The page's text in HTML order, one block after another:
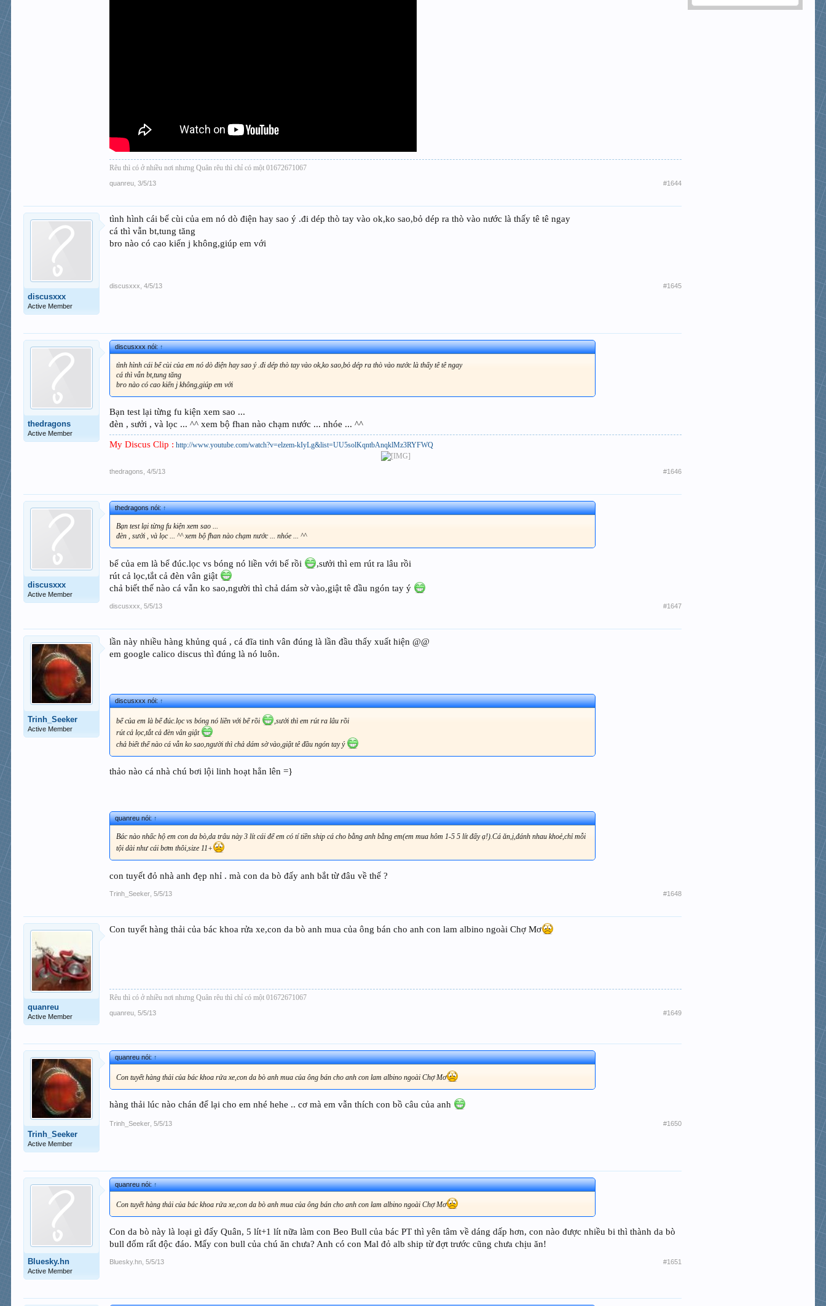
Rêu thì có ở nhiều nơi nhưng Quân rêu thì chỉ có một 01672671067
quanreu 3/5/13 #1644
discusxxx
Active Member
tình hình cái bể cùi của em nó dò điện hay sao ý .đi dép thò tay vào ok,ko sao,bỏ dép ra thò vào nước là thấy tê tê ngay
cá thì vẫn bt,tung tăng
bro nào có cao kiến j không,giúp em với
discusxxx 4/5/13 #1645
thedragons
Active Member
discusxxx nói:↑
tình hình cái bể cùi của em nó dò điện hay sao ý .đi dép thò tay vào ok,ko sao,bỏ dép ra thò vào nước là thấy tê tê ngay
cá thì vẫn bt,tung tăng
bro nào có cao kiến j không,giúp em với
Bạn test lại từng fu kiện xem sao ...
đèn , sưởi , và lọc ... ^^ xem bộ fhan nào chạm nước ... nhóe ... ^^
My Discus Clip : http://www.youtube.com/watch?v=elzem-kIyLg&list=UU5solKqntbAnqklMz3RYFWQ
thedragons 4/5/13 #1646
discusxxx
Active Member
thedragons nói:↑
Bạn test lại từng fu kiện xem sao ...
đèn , sưởi , và lọc ... ^^ xem bộ fhan nào chạm nước ... nhóe ... ^^
bể của em là bể đúc.lọc vs bóng nó liền với bể rồi
,sưởi thì em rút ra lâu rồi
rút cả lọc,tắt cả đèn vân giật
chả biết thế nào cá vẫn ko sao,người thì chả dám sờ vào,giật tê đầu ngón tay ý
discusxxx 5/5/13 #1647
Trinh_Seeker
Active Member
lần này nhiều hàng khủng quá , cá đĩa tinh vân đúng là lần đầu thấy xuất hiện @@
em google calico discus thì đúng là nó luôn.
discusxxx nói:↑
bể của em là bể đúc.lọc vs bóng nó liền với bể rồi
,sưởi thì em rút ra lâu rồi
rút cả lọc,tắt cả đèn vân giật
chả biết thế nào cá vẫn ko sao,người thì chả dám sờ vào,giật tê đầu ngón tay ý
thảo nào cá nhà chú bơi lội linh hoạt hẳn lên =}
quanreu nói:↑
Bác nào nhấc hộ em con da bò,da trâu này 3 lít cái để em có tí tiền ship cá cho bằng anh bằng em(em mua hôm 1-5 5 lít đấy ạ!).Cá ăn,ị,đánh nhau khoẻ,chỉ mỗi
tội dài như cái bơm thôi,size 11+
con tuyết đỏ nhà anh đẹp nhỉ . mà con da bò đấy anh bắt từ đâu về thế ?
Trinh_Seeker 5/5/13 #1648
quanreu
Active Member
Con tuyết hàng thải của bác khoa rửa xe,con da bò anh mua của ông bán cho anh con lam albino ngoài Chợ Mơ
Rêu thì có ở nhiều nơi nhưng Quân rêu thì chỉ có một 01672671067
quanreu 5/5/13 #1649
Trinh_Seeker
Active Member
quanreu nói:↑
Con tuyết hàng thải của bác khoa rửa xe,con da bò anh mua của ông bán cho anh con lam albino ngoài Chợ Mơ
hàng thải lúc nào chán để lại cho em nhé hehe .. cơ mà em vẫn thích con bồ câu của anh
Trinh_Seeker 5/5/13 #1650
Bluesky.hn
Active Member
quanreu nói:↑
Con tuyết hàng thải của bác khoa rửa xe,con da bò anh mua của ông bán cho anh con lam albino ngoài Chợ Mơ
Con da bò này là loại gì đấy Quân, 5 lít+1 lít nữa làm con Beo Bull của bác PT thì yên tâm về dáng dấp hơn, con nào được nhiều bi thì thành da bò
bull đốm rất độc đáo. Mấy con bull của chú ăn chưa? Anh có con Mal đỏ alb ship từ đợt trước cũng chưa chịu ăn!
Bluesky.hn 5/5/13 #1651